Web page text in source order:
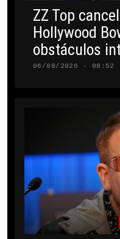
ZZ Top
Hollywood
obstáculos
06/08/2026 · 08:52